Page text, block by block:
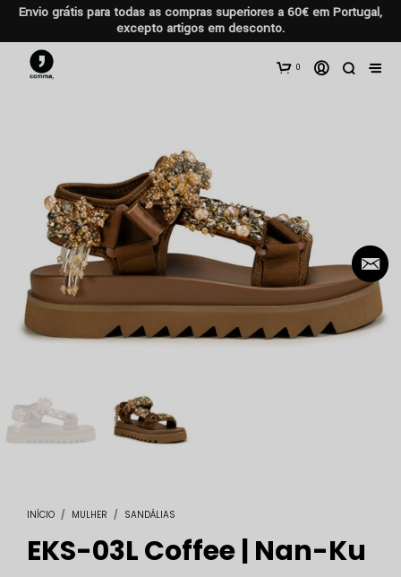
Envio grátis para todas as compras superiores a 60€ em Portugal,
excepto artigos em desconto.
0
INÍCIO / MULHER / SANDÁLIAS
EKS-03L Coffee | Nan-Ku